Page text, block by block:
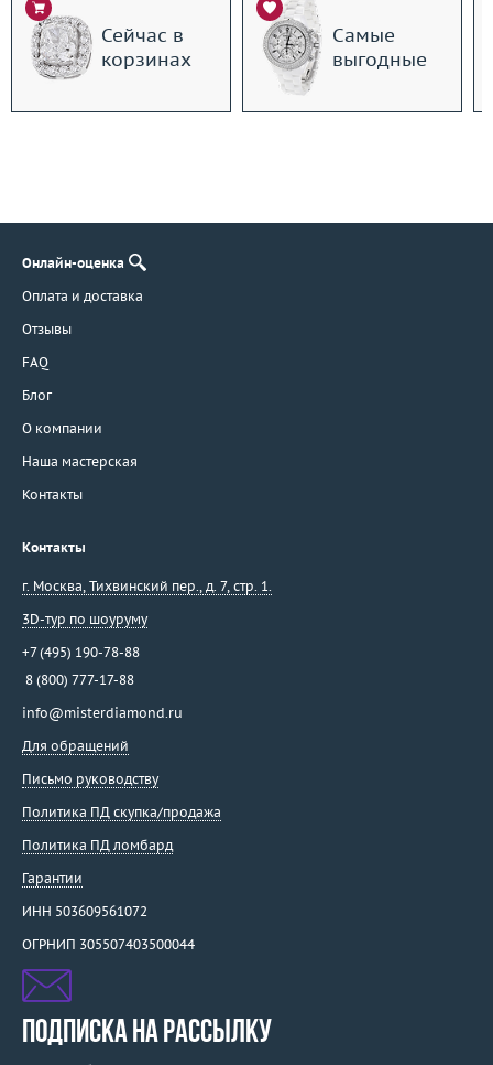
Сейчас в
корзинах
Самые
выгодные
Онлайн-оценка
Оплата и доставка
Отзывы
FAQ
Блог
О компании
Наша мастерская
Контакты
Контакты
г. Москва, Тихвинский пер., д. 7, стр. 1.
3D-тур по шоуруму
+7 (495) 190-78-88
8 (800) 777-17-88
info@misterdiamond.ru
Для обращений
Письмо руководству
Политика ПД скупка/продажа
Политика ПД ломбард
Гарантии
ИНН 503609561072
ОГРНИП 305507403500044
ПОДПИСКА НА РАССЫЛКУ